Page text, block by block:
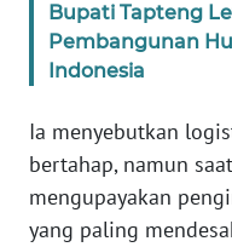
Bupati Tapteng
Pembangunan
Indonesia
Ia menyebutkan
bertahap, namun
mengupayakan
yang paling
KARIR
Wahana
News